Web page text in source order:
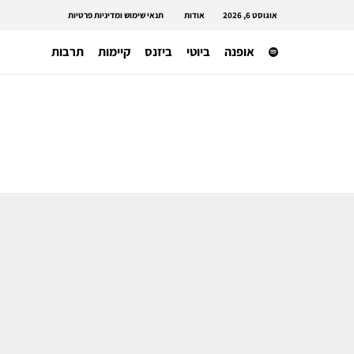
אוגוסט 6, 2026 אודות תנאי שימוש ומדיניות פרטיות
אופנה ביוטי ביזנס קיימות תרבות